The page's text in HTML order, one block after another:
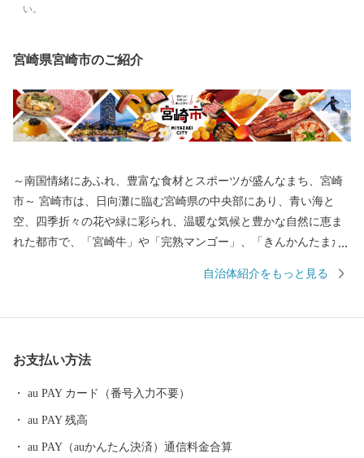
い。
宮崎県宮崎市のご紹介
～南国情緒にあふれ、豊富な食材とスポーツが盛んなまち、宮崎
市～ 宮崎市は、日向灘に臨む宮崎県の中央部にあり、青い海と
空、四季折々の花や緑に彩られ、温暖な気候と豊かな自然に恵ま
れた都市で、「宮崎牛」や「完熟マンゴー」、「きんかんたまた
ても有名で、マリンスポーツやゴルフなども気軽に楽しめ、ファ
指定はできかねますので、予めご了承ください。 ・お礼品の在庫
お届けを致しましたお礼品は確実にお受取りください。長期不在
等寄付者様事由による返送、劣化、においては再送は出来ませ
自治体紹介をもっと見る
お支払い方法
au PAY カード（番号入力不要）
au PAY 残高
au PAY（auかんたん決済）通信料金合算